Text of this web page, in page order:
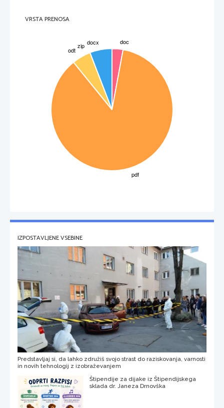
VRSTA PRENOSA
IZPOSTAVLJENE VSEBINE
Predstavljaj si, da lahko združiš svojo strast do raziskovanja, varnosti
in novih tehnologij z izobraževanjem
Štipendije za dijake iz Štipendijskega
sklada dr. Janeza Drnovška